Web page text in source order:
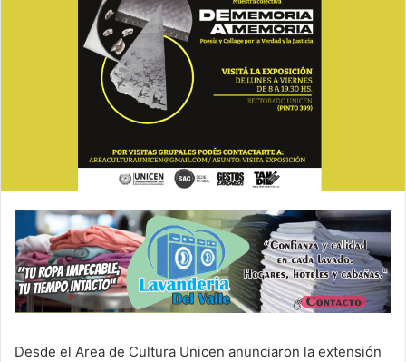
Desde el Area de Cultura Unicen anunciaron la extensión